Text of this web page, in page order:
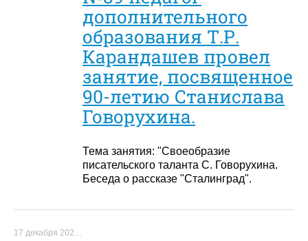
дополнительного
образования Т.Р.
Карандашев провел
занятие, посвященное
90-летию Станислава
Говорухина.
Тема занятия: "Своеобразие
писательского таланта С. Говорухина.
Беседа о рассказе "Сталинград".